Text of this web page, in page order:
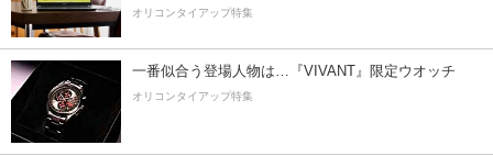
オリコンタイアップ特集
一番似合う登場人物は…『VIVANT』限定ウオッチ
オリコンタイアップ特集